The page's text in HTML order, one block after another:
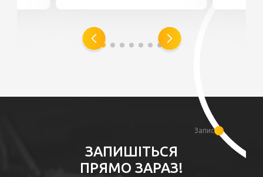
Запис
ЗАПИШІТЬСЯ
ПРЯМО ЗАРАЗ!